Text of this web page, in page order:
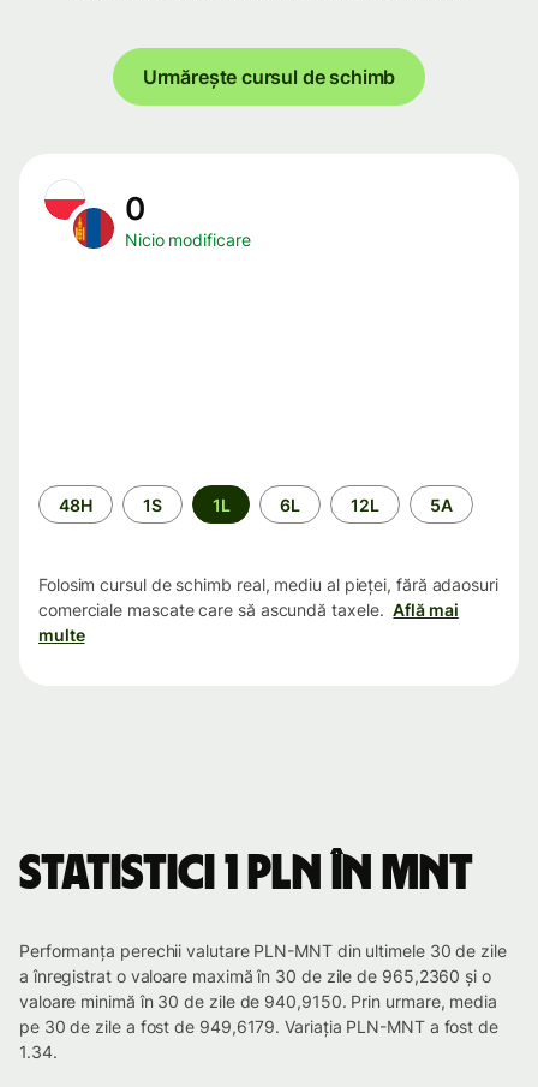
Urmărește cursul de schimb
0
Nicio modificare
Perioada
48H 1S 1L 6L 12L 5A
Folosim cursul de schimb real, mediu al pieței, fără adaosuri
comerciale mascate care să ascundă taxele. Află mai
multe
Statistici 1 PLN în MNT
Performanța perechii valutare PLN-MNT din ultimele 30 de zile
a înregistrat o valoare maximă în 30 de zile de 965,2360 și o
valoare minimă în 30 de zile de 940,9150. Prin urmare, media
pe 30 de zile a fost de 949,6179. Variația PLN-MNT a fost de
1.34.